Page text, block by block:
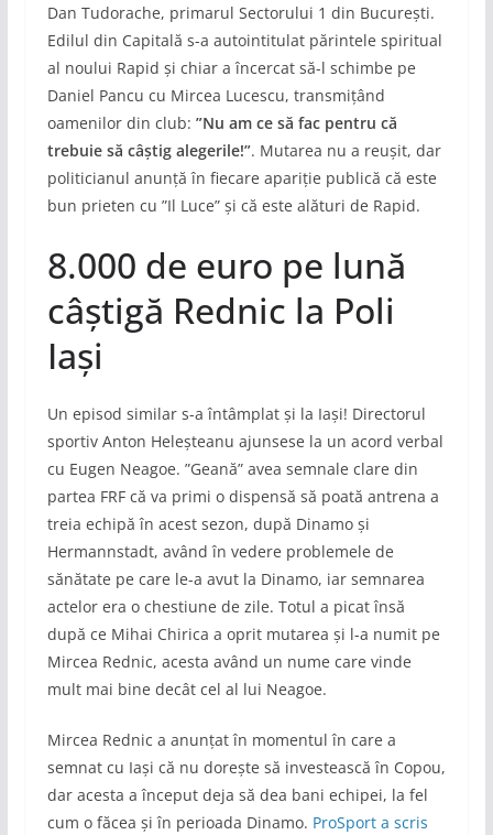
Dan Tudorache, primarul Sectorului 1 din București.
Edilul din Capitală s-a autointitulat părintele spiritual
al noului Rapid și chiar a încercat să-l schimbe pe
Daniel Pancu cu Mircea Lucescu, transmițând
oamenilor din club: ”Nu am ce să fac pentru că
trebuie să câștig alegerile!”. Mutarea nu a reușit, dar
politicianul anunță în fiecare apariție publică că este
bun prieten cu ”Il Luce” și că este alături de Rapid.
8.000 de euro pe lună
câștigă Rednic la Poli
Iași
Un episod similar s-a întâmplat și la Iași! Directorul
sportiv Anton Heleșteanu ajunsese la un acord verbal
cu Eugen Neagoe. ”Geană” avea semnale clare din
partea FRF că va primi o dispensă să poată antrena a
treia echipă în acest sezon, după Dinamo și
Hermannstadt, având în vedere problemele de
sănătate pe care le-a avut la Dinamo, iar semnarea
actelor era o chestiune de zile. Totul a picat însă
după ce Mihai Chirica a oprit mutarea și l-a numit pe
Mircea Rednic, acesta având un nume care vinde
mult mai bine decât cel al lui Neagoe.
Mircea Rednic a anunțat în momentul în care a
semnat cu Iași că nu dorește să investească în Copou,
dar acesta a început deja să dea bani echipei, la fel
cum o făcea și în perioada Dinamo. ProSport a scris